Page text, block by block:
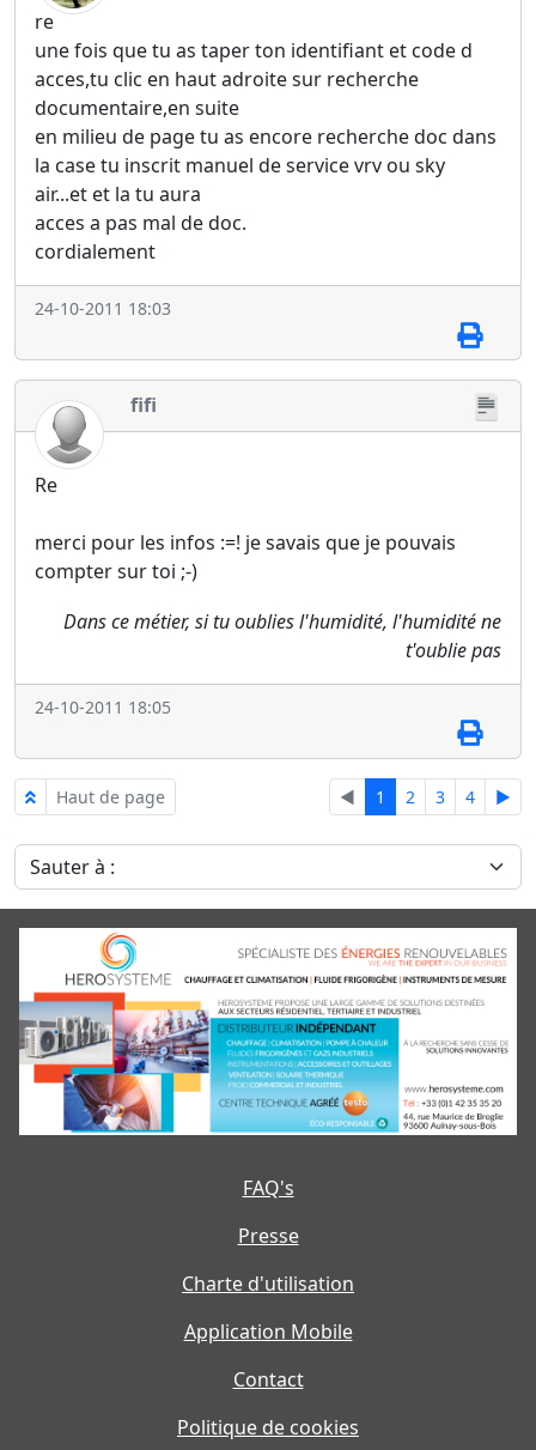
re
une fois que tu as taper ton identifiant et code d
acces,tu clic en haut adroite sur recherche
documentaire,en suite
en milieu de page tu as encore recherche doc dans
la case tu inscrit manuel de service vrv ou sky
air...et et la tu aura
acces a pas mal de doc.
cordialement
24-10-2011 18:03
fifi
Re
merci pour les infos :=! je savais que je pouvais
compter sur toi ;-)
Dans ce métier, si tu oublies l'humidité, l'humidité ne
t'oublie pas
24-10-2011 18:05
Haut de page ◄ 1 2 3 4 ►
Sauter à :
FAQ's
Presse
Charte d'utilisation
Application Mobile
Contact
Politique de cookies